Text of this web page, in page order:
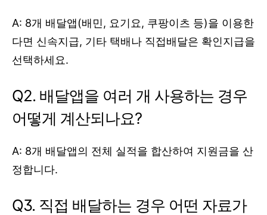
A: 8개 배달앱(배민, 요기요, 쿠팡이츠 등)을 이용한
다면 신속지급, 기타 택배나 직접배달은 확인지급을
선택하세요.
Q2. 배달앱을 여러 개 사용하는 경우
어떻게 계산되나요?
A: 8개 배달앱의 전체 실적을 합산하여 지원금을 산
정합니다.
Q3. 직접 배달하는 경우 어떤 자료가